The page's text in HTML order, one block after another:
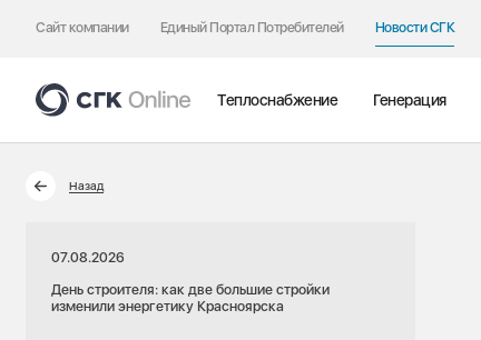
Сайт компании Единый Портал Потребителей Новости СГК
Теплоснабжение Генерация
Назад
07.08.2026
День строителя: как две большие стройки
изменили энергетику Красноярска